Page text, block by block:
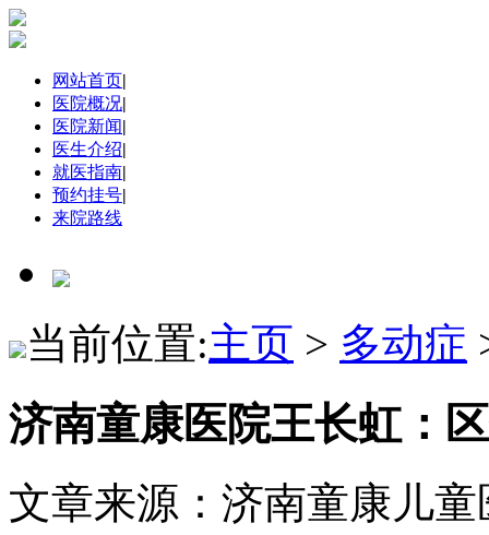
网站首页|
医院概况|
医院新闻|
医生介绍|
就医指南|
预约挂号|
来院路线
当前位置:主页 > 多动症
济南童康医院王长虹：
文章来源：济南童康儿童